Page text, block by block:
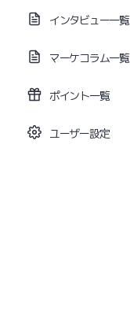
インタビュー一覧
マーケコラム一覧
ポイント一覧
ユーザー設定